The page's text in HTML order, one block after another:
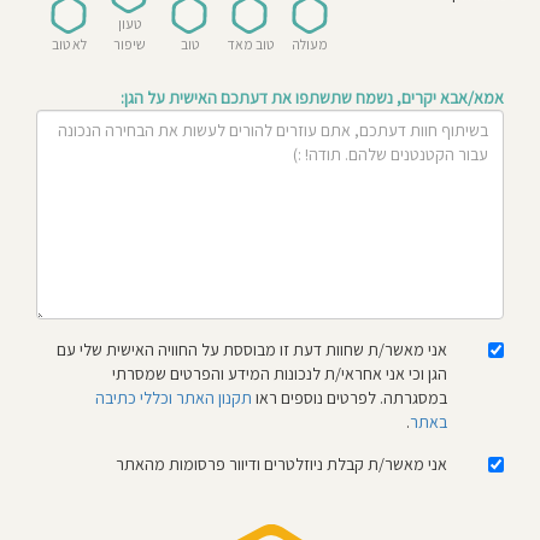
מעולה טוב מאד טוב
טעון
שיפור
לא טוב
אמא/אבא יקרים, נשמח שתשתפו את דעתכם האישית על הגן:
אני מאשר/ת שחוות דעת זו מבוססת על החוויה האישית שלי עם
הגן וכי אני אחראי/ת לנכונות המידע והפרטים שמסרתי
במסגרתה. לפרטים נוספים ראו תקנון האתר וכללי כתיבה
באתר.
אני מאשר/ת קבלת ניוזלטרים ודיוור פרסומות מהאתר